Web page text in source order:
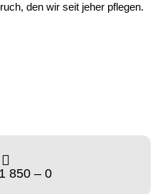
den wir seit jeher pflegen.
850 – 0